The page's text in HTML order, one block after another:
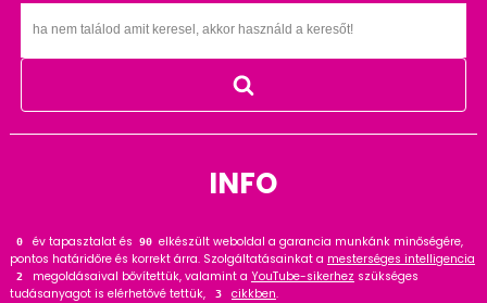
INFO
0 év tapasztalat és 111 elkészült weboldal a garancia munkánk minőségére,
pontos határidőre és korrekt árra. Szolgáltatásainkat a mesterséges intelligencia
3 megoldásaival bővítettük, valamint a YouTube-sikerhez szükséges
tudásanyagot is elérhetővé tettük,
4 cikkben.